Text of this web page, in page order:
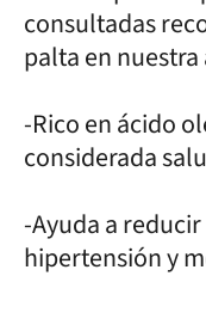
consultadas
palta en
-Rico en ácido
considerada
-Ayuda a
hipertensión y